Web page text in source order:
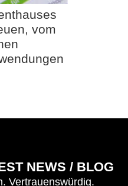
vom
NEWS / BLOG
Vertrauenswürdig.